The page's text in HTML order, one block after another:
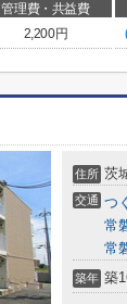
管理費・共益費
2,200円
住所 茨
交通 つ
常
常
築年 築